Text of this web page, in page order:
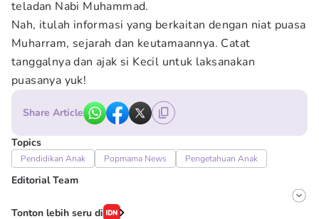
teladan Nabi Muhammad.
Nah, itulah informasi yang berkaitan dengan niat puasa
Muharram, sejarah dan keutamaannya. Catat
tanggalnya dan ajak si Kecil untuk laksanakan
puasanya yuk!
Share Article
Topics
Pendidikan Anak Popmama News Pengetahuan Anak
Editorial Team
Editor
Tonton lebih seru di